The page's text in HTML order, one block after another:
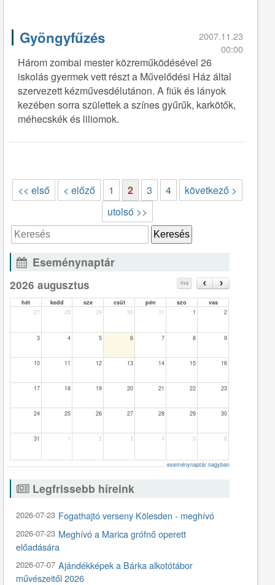
Gyöngyfűzés
2007.11.23
00:00
Három zombai mester közreműködésével 26
iskolás gyermek vett részt a Művelődési Ház által
szervezett kézművesdélutánon. A fiúk és lányok
kezében sorra születtek a színes gyűrűk, karkötők,
méhecskék és liliomok.
<< első < előző 1 2 3 4
következő >
utolsó >>
Eseménynaptár
2026 augusztus ma
hét kedd sze csüt pén szo
vas
27
28 29 30 31 1 2
3 4 5 6 7 8 9
10 11 12 13 14 15 16
17 18 19 20 21 22 23
24 25 26 27 28 29 30
31 1 2 3 4 5 6
eseménynaptár nagyban
Legfrissebb híreink
2026-07-23 Fogathajtó verseny Kölesden - meghívó
2026-07-23 Meghívó a Marica grófnő operett
előadására
2026-07-07 Ajándékképek a Bárka alkotótábor
művészeitől 2026